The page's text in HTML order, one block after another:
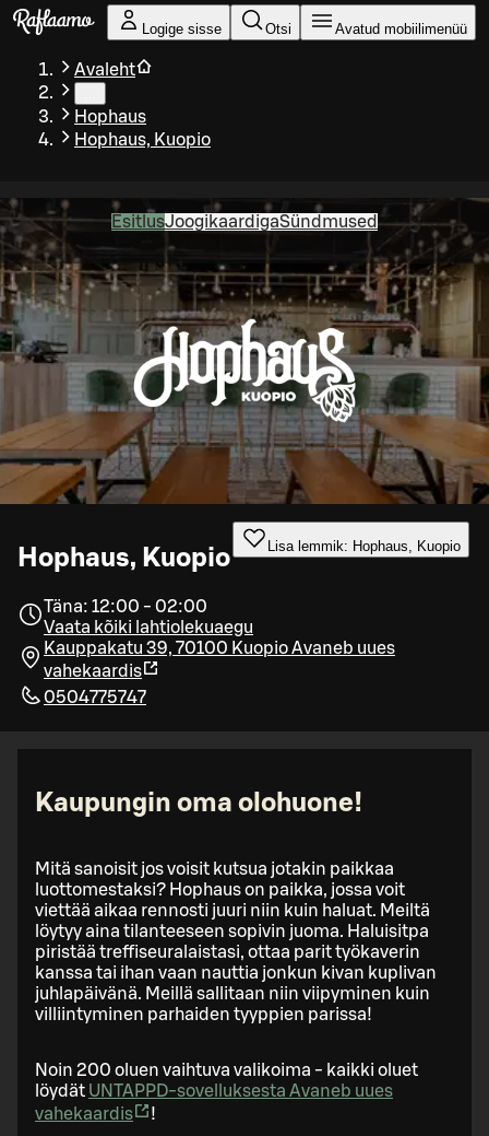
Liigu peamise sisu juurde
Logige sisse Otsi Avatud mobiilimenüü
Avaleht
Hophaus
Hophaus, Kuopio
EsitlusJoogikaardigaSündmused
Hophaus, Kuopio Lisa lemmik: Hophaus, Kuopio
Täna: 12:00 - 02:00
Vaata kõiki lahtiolekuaegu
Kauppakatu 39, 70100 KuopioAvaneb uues
vahekaardis
0504775747
Kaupungin oma olohuone!
Mitä sanoisit jos voisit kutsua jotakin paikkaa
luottomestaksi? Hophaus on paikka, jossa voit
viettää aikaa rennosti juuri niin kuin haluat. Meiltä
löytyy aina tilanteeseen sopivin juoma. Haluisitpa
piristää treffiseuralaistasi, ottaa parit työkaverin
kanssa tai ihan vaan nauttia jonkun kivan kuplivan
juhlapäivänä. Meillä sallitaan niin viipyminen kuin
villiintyminen parhaiden tyyppien parissa!
Noin 200 oluen vaihtuva valikoima - kaikki oluet
löydät UNTAPPD-sovelluksesta Avaneb uues
vahekaardis
!